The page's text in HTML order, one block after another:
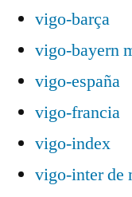
vigo-barça
vigo-bayern
vigo-españa
vigo-francia
vigo-index
vigo-inter de